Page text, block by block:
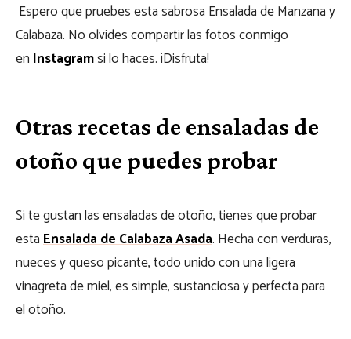
Espero que pruebes esta sabrosa Ensalada de Manzana y
Calabaza. No olvides compartir las fotos conmigo
enInstagramsi lo haces. ¡Disfruta!
Otras recetas de ensaladas de
otoño que puedes probar
Si te gustan las ensaladas de otoño, tienes que probar
estaEnsalada de Calabaza Asada. Hecha con verduras,
nueces y queso picante, todo unido con una ligera
vinagreta de miel, es simple, sustanciosa y perfecta para
el otoño.